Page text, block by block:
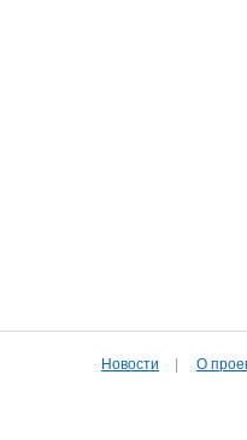
Новости О